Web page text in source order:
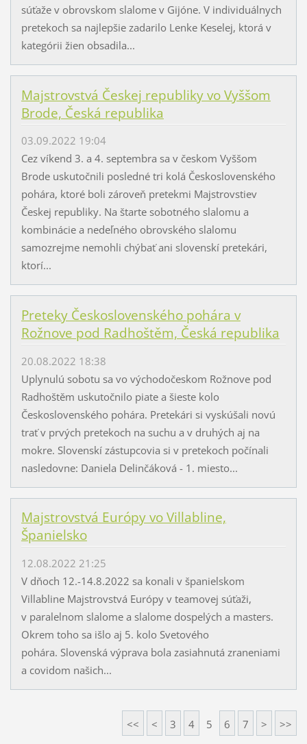
súťaže v obrovskom slalome v Gijóne. V individuálnych
pretekoch sa najlepšie zadarilo Lenke Keselej, ktorá v
kategórii žien obsadila...
Majstrovstvá Českej republiky vo Vyššom
Brode, Česká republika
03.09.2022 19:04
Cez víkend 3. a 4. septembra sa v českom Vyššom
Brode uskutočnili posledné tri kolá Československého
pohára, ktoré boli zároveň pretekmi Majstrovstiev
Českej republiky. Na štarte sobotného slalomu a
kombinácie a nedeľného obrovského slalomu
samozrejme nemohli chýbať ani slovenskí pretekári,
ktorí...
Preteky Československého pohára v
Rožnove pod Radhoštěm, Česká republika
20.08.2022 18:38
Uplynulú sobotu sa vo východočeskom Rožnove pod
Radhoštěm uskutočnilo piate a šieste kolo
Československého pohára. Pretekári si vyskúšali novú
trať v prvých pretekoch na suchu a v druhých aj na
mokre. Slovenskí zástupcovia si v pretekoch počínali
nasledovne: Daniela Delinčáková - 1. miesto...
Majstrovstvá Európy vo Villabline,
Španielsko
12.08.2022 21:25
V dňoch 12.-14.8.2022 sa konali v španielskom
Villabline Majstrovstvá Európy v teamovej súťaži,
v paralelnom slalome a slalome dospelých a masters.
Okrem toho sa išlo aj 5. kolo Svetového
pohára. Slovenská výprava bola zasiahnutá zraneniami
a covidom našich...
<< < 3 4 5 6 7 > >>